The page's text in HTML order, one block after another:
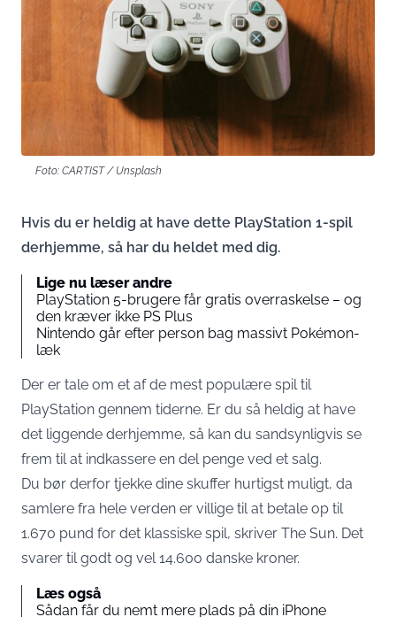
Foto: CARTIST / Unsplash
Hvis du er heldig at have dette PlayStation 1-spil
derhjemme, så har du heldet med dig.
Lige nu læser andre
PlayStation 5-brugere får gratis overraskelse – og
den kræver ikke PS Plus
Nintendo går efter person bag massivt Pokémon-
læk
Der er tale om et af de mest populære spil til
PlayStation gennem tiderne. Er du så heldig at have
det liggende derhjemme, så kan du sandsynligvis se
frem til at indkassere en del penge ved et salg.
Du bør derfor tjekke dine skuffer hurtigst muligt, da
samlere fra hele verden er villige til at betale op til
1.670 pund for det klassiske spil, skriver The Sun. Det
svarer til godt og vel 14.600 danske kroner.
Læs også
Sådan får du nemt mere plads på din iPhone